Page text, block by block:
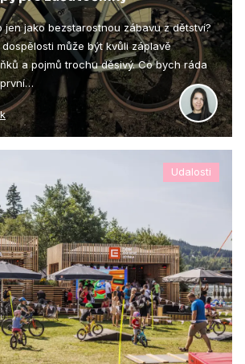
jen jako bezstarostnou zábavu z dětství?
může být kvůli záplavě
a pojmů trochu děsivý. Co bych ráda
Udalosti